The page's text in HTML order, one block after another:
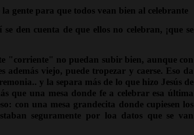
gente para que todos vean bien al celebrante
den cuenta de que ellos no celebran, ¡que se
"corriente" no puedan subir bien, aunque con
además viejo, puede tropezar y caerse. Eso da
y la separa más de lo que hizo Jesús de
que una mesa donde fe a celebrar esa última
con una mesa grandecita donde cupiesen los
seguramente por loa datos que se van